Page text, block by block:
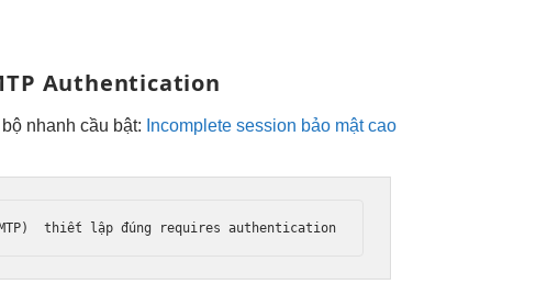
Authentication
nhanh cầu bật: Incomplete session bảo mật cao
thiết lập đúng requires authentication